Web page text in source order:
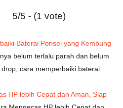
5/5 - (1 vote)
Baterai Ponsel yang Kembung
belum terlalu parah dan belum
cara memperbaiki baterai
HP lebih Cepat dan Aman, Siap